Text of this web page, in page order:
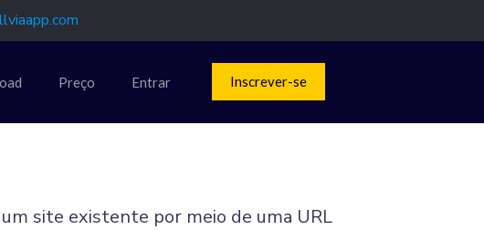
Preço Entrar Inscrever-se
site existente por meio de uma URL